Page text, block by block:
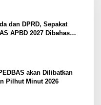
dan DPRD, Sepakat
APBD 2027 Dibahas
akan Dilibatkan
Pilhut Minut 2026